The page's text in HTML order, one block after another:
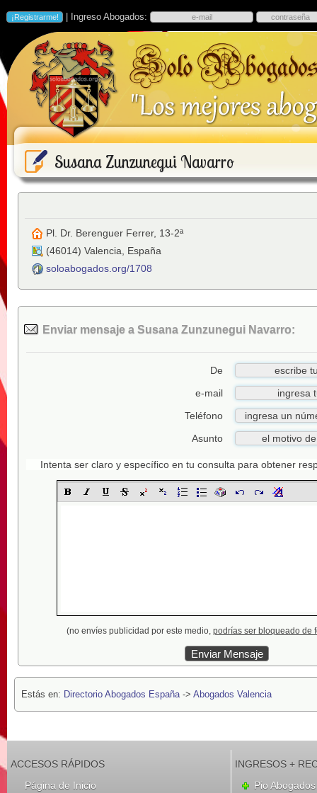
| Ingreso Abogados:
Susana Zunzunegui Navarro
Pl. Dr. Berenguer Ferrer, 13-2ª
(46014) Valencia
España
soloabogados.org/1708
Enviar mensaje a Susana Zunzunegui Navarro:
De
e-mail
Teléfono
Asunto
Intenta ser claro y específico en tu consulta para obtener
(no envíes publicidad por este medio, podrías ser bloqueado de
Estás en: Directorio Abogados España-> Abogados Valencia
ACCESOS RÁPIDOS
Página de Inicio
INGRESOS +
Pio